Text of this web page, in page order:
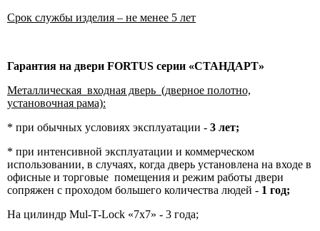
Срок службы изделия – не менее 5 лет
Гарантия на двери FORTUS серии «СТАНДАРТ»
Металлическая входная дверь (дверное полотно,
установочная рама):
* при обычных условиях эксплуатации - 3 лет;
* при интенсивной эксплуатации и коммерческом
использовании, в случаях, когда дверь установлена на входе в
офисные и торговые помещения и режим работы двери
сопряжен с проходом большего количества людей - 1 год;
На цилиндр Mul-T-Lock «7х7» - 3 года;